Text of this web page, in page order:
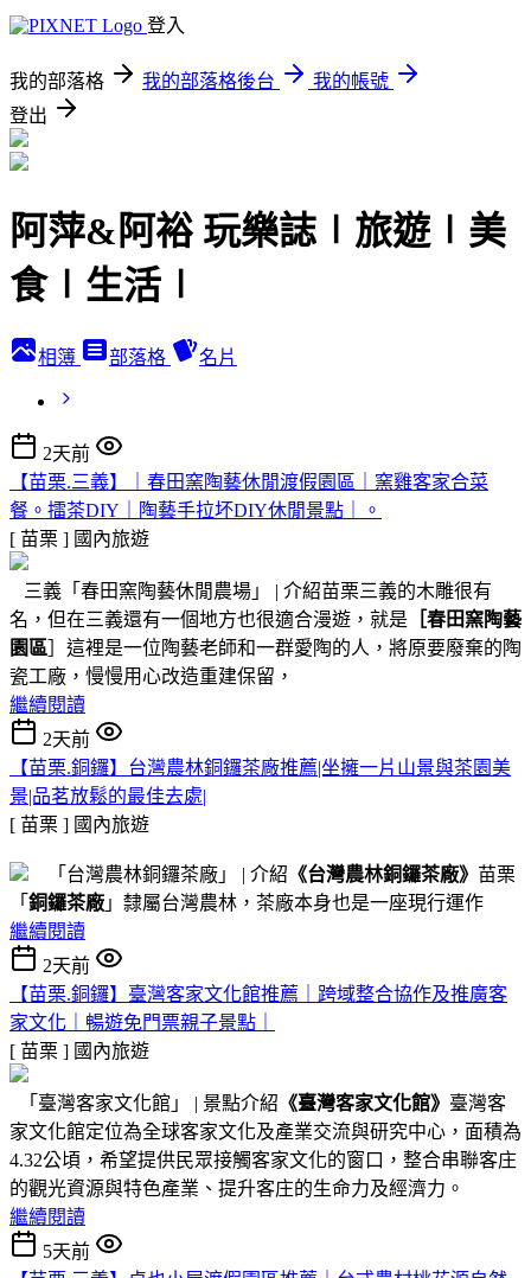
登入
我的部落格 我的部落格後台
我的帳號
登出
阿萍&阿裕 玩樂誌∣旅遊∣美
食∣生活∣
相簿 部落格 名片
2天前
【苗栗.三義】｜春田窯陶藝休閒渡假園區｜窯雞客家合菜
餐。擂茶DIY｜陶藝手拉坏DIY休閒景點｜。
[ 苗栗 ] 國內旅遊
三義「春田窯陶藝休閒農場」 | 介紹苗栗三義的木雕很有
名，但在三義還有一個地方也很適合漫遊，就是 ［春田窯陶藝
園區 ］這裡是一位陶藝老師和一群愛陶的人，將原要廢棄的陶
瓷工廠，慢慢用心改造重建保留，
繼續閱讀
2天前
【苗栗.銅鑼】台灣農林銅鑼茶廠推薦|坐擁一片山景與茶園美
景|品茗放鬆的最佳去處|
[ 苗栗 ] 國內旅遊
「台灣農林銅鑼茶廠」 | 介紹 《台灣農林銅鑼茶廠》 苗栗
「 銅鑼茶廠 」隸屬台灣農林，茶廠本身也是一座現行運作
繼續閱讀
2天前
【苗栗.銅鑼】臺灣客家文化館推薦｜跨域整合協作及推廣客
家文化｜暢遊免門票親子景點｜
[ 苗栗 ] 國內旅遊
「臺灣客家文化館」 | 景點介紹 《臺灣客家文化館》 臺灣客
家文化館定位為全球客家文化及產業交流與研究中心，面積為
4.32公頃，希望提供民眾接觸客家文化的窗口，整合串聯客庄
的觀光資源與特色產業、提升客庄的生命力及經濟力。
繼續閱讀
5天前